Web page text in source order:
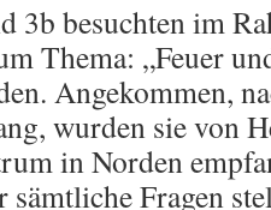
3b besuchten im
Thema: „Feuer
Angekommen,
wurden sie von
in Norden
Fragen